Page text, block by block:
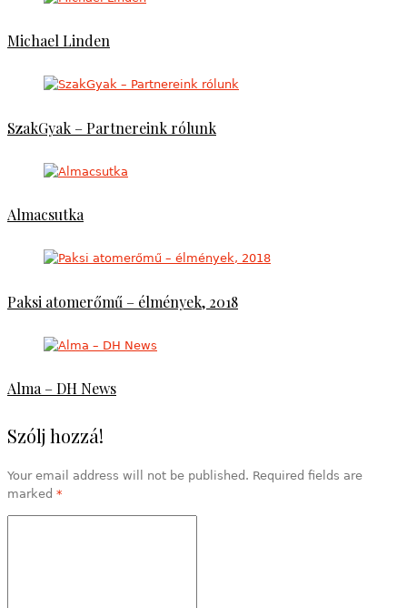
Michael Linden
SzakGyak – Partnereink rólunk
Almacsutka
Paksi atomerőmű – élmények, 2018
Alma – DH News
Szólj hozzá!
Your email address will not be published. Required fields are
marked *